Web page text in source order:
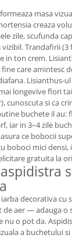
masa
creaza
zile, scufunda
Trandafirii (3
in ton crem.
care amintesc
Lisianthus-
longevive flori
cunoscuta si ca
buchete il au:
iar in 3–4 zile
ce bobocii
boboci mici densi,
gratuita la
decorativa cu
de aer — adauga o
nu o pot da.
a buchetului